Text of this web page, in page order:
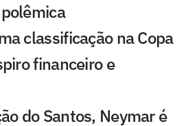
classificação na Copa
financeiro e
do Santos, Neymar é